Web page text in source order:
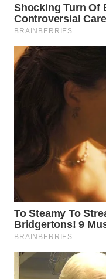
WN
PAKPAK
WN
KARAWANG
BOGOR
DEPOK
WN
UTARA